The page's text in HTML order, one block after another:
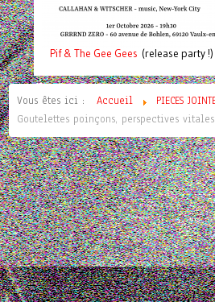
Pif& The Gee Gees (release party !)
Vous êtes ici : Accueil PIECES
Goutelettes poinçons, perspectives